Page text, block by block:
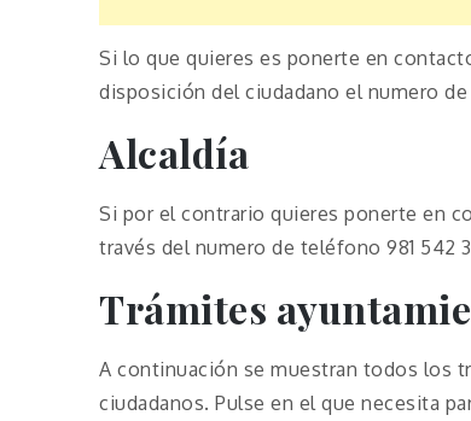
Si lo que quieres es ponerte en
disposición del ciudadano el numero
Alcaldía
Si por el contrario quieres ponerte en
través del numero de teléfono 981 542
Trámites
A continuación se muestran todos los
ciudadanos. Pulse en el que necesita